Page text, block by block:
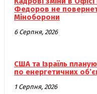
Федоров не
Міноборони
6 Серпня, 2026
США та Ізраїль
по енергетичних
1 Серпня, 2026